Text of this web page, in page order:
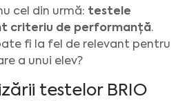
cel din urmă: testele
criteriu de performanță.
fi la fel de relevant pentru
a unui elev?
testelor BRIO